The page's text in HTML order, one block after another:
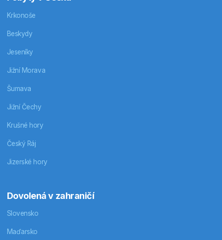
Krkonoše
Beskydy
Jeseníky
Jižní Morava
Šumava
Jižní Čechy
Krušné hory
Český Ráj
Jizerské hory
Dovolená v zahraničí
Slovensko
Maďarsko